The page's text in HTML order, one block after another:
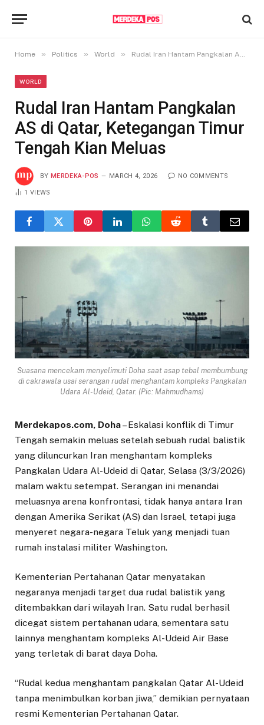
Home » Politics » World » Rudal Iran Hantam Pangkalan AS di Qatar, Ketegangan Timur Tengah Kian Meluas
WORLD
Rudal Iran Hantam Pangkalan
AS di Qatar, Ketegangan Timur
Tengah Kian Meluas
BY MERDEKA-POS MARCH 4, 2026 NO COMMENTS
1VIEWS
Suasana mencekam menyelimuti Doha saat asap tebal membumbung
di cakrawala usai serangan rudal menghantam kompleks Pangkalan
Udara Al-Udeid, Qatar. (Pic: Mahmudhams)
Merdekapos.com, Doha– Eskalasi konflik di Timur
Tengah semakin meluas setelah sebuah rudal balistik
yang diluncurkan Iran menghantam kompleks
Pangkalan Udara Al-Udeid di Qatar, Selasa (3/3/2026)
malam waktu setempat. Serangan ini menandai
meluasnya arena konfrontasi, tidak hanya antara Iran
dengan Amerika Serikat (AS) dan Israel, tetapi juga
menyeret negara-negara Teluk yang menjadi tuan
rumah instalasi militer Washington.
Kementerian Pertahanan Qatar menyatakan
negaranya menjadi target dua rudal balistik yang
ditembakkan dari wilayah Iran. Satu rudal berhasil
dicegat sistem pertahanan udara, sementara satu
lainnya menghantam kompleks Al-Udeid Air Base
yang terletak di barat daya Doha.
“Rudal kedua menghantam pangkalan Qatar Al-Udeid
tanpa menimbulkan korban jiwa,” demikian pernyataan
resmi Kementerian Pertahanan Qatar.